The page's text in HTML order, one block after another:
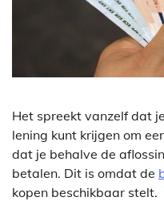
Het spreekt vanzelf dat
lening kunt krijgen om
dat je behalve de
betalen. Dit is omdat de
kopen beschikbaar stelt.